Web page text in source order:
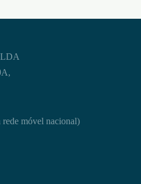
rede móvel nacional)